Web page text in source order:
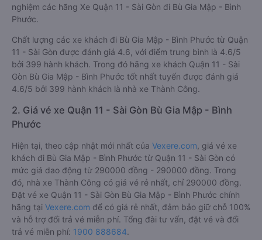
nghiệm các hãng Xe Quận 11 - Sài Gòn đi Bù Gia Mập - Bình
Phước.
Chất lượng các xe khách đi Bù Gia Mập - Bình Phước từ Quận
11 - Sài Gòn được đánh giá 4.6, với điểm trung bình là 4.6/5
bởi 399 hành khách. Trong đó hãng xe khách Quận 11 - Sài
Gòn Bù Gia Mập - Bình Phước tốt nhất tuyến được đánh giá
4.6/5 bởi 399 hành khách là nhà xe Thành Công.
2. Giá vé xe Quận 11 - Sài Gòn Bù Gia Mập - Bình
Phước
Hiện tại, theo cập nhật mới nhất của Vexere.com , giá vé xe
khách đi Bù Gia Mập - Bình Phước từ Quận 11 - Sài Gòn có
mức giá dao động từ 290000 đồng - 290000 đồng. Trong
đó, nhà xe Thành Công có giá vé rẻ nhất, chỉ 290000 đồng.
Đặt vé xe Quận 11 - Sài Gòn Bù Gia Mập - Bình Phước chính
hãng tại Vexere.com để có giá rẻ nhất, đảm bảo giữ chỗ 100%
và hỗ trợ đổi trả vé miễn phí. Tổng đài tư vấn, đặt vé và đổi
trả vé miễn phí: 1900 888684.